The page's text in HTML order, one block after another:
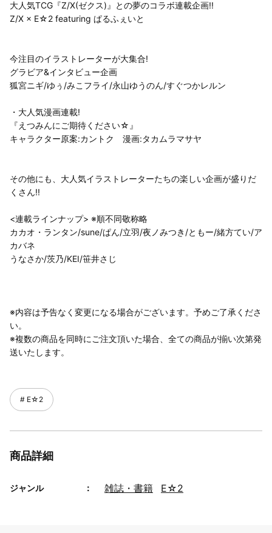
大人気TCG『Z/X(ゼクス)』との夢のコラボ連載企画!!
Z/X × E☆2 featuring ぱるふぇいと
今注目のイラストレーターが大集合!
グラビア&インタビュー企画
狐宮ニギ/ゆぅ/みこフライ/永山ゆうのん/すぐつかレルン
・大人気漫画連載!
『えつみんにご期待ください☆』
キャラクター原案:カントク 漫画:タカムラマサヤ
その他にも、大人気イラストレーターたちの楽しい企画が盛りだ
くさん!!
<連載ラインナップ> ※順不同敬称略
カカオ・ランタン/sune/ぱん/立羽/夜ノみつき/ともー/緒方てい/ア
カバネ
うなさか/茨乃/KEI/笹井さじ
※内容は予告なく変更になる場合がございます。予めご了承くださ
い。
※複数の商品を同時にご注文頂いた場合、全ての商品が揃い次第発
送いたします。
E☆2
商品詳細
ジャンル 雑誌・書籍 E☆2